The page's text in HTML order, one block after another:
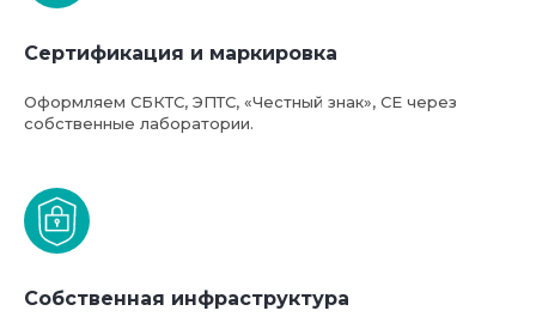
Сертификация и маркировка
Оформляем СБКТС, ЭПТС, «Честный знак», СЕ через
собственные лаборатории.
Собственная инфраструктура